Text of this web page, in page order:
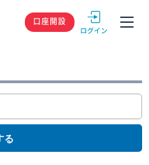
GMOクリック
口座開設
る